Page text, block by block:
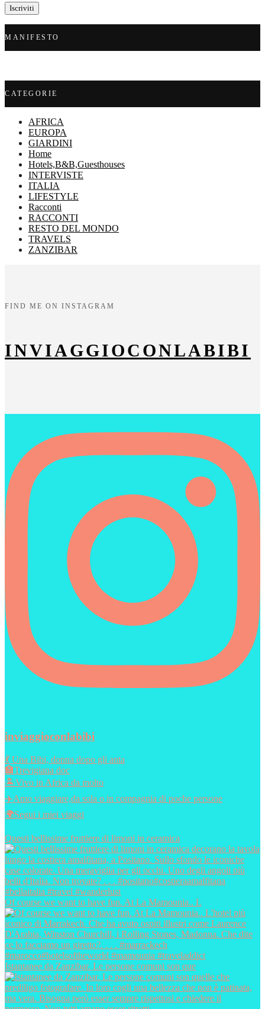
MANIFESTO
CATEGORIE
AFRICA
EUROPA
GIARDINI
Home
Hotels,B&B,Guesthouses
INTERVISTE
ITALIA
LIFESTYLE
Racconti
RACCONTI
RESTO DEL MONDO
TRAVELS
ZANZIBAR
FIND ME ON INSTAGRAM
INVIAGGIOCONLABIBI
inviaggioconlabibi
💃 Una Bibi, donna dopo gli anta
🏣Trevigiana doc
🏝️Vivo in Africa da molto
✈️Amo viaggiare,da sola o in compagnia di poche persone
🌍Segui i miei viaggi
Questi bellissime fruttiere di limoni in ceramica
Of course we want to have fun. At La Mamounia.. L
Istantanee da Zanzibar. Le persone comuni son que